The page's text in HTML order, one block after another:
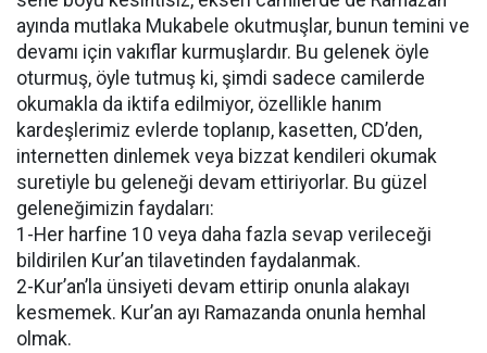
ayında mutlaka Mukabele okutmuşlar, bunun temini ve
devamı için vakıflar kurmuşlardır. Bu gelenek öyle
oturmuş, öyle tutmuş ki, şimdi sadece camilerde
okumakla da iktifa edilmiyor, özellikle hanım
kardeşlerimiz evlerde toplanıp, kasetten, CD’den,
internetten dinlemek veya bizzat kendileri okumak
suretiyle bu geleneği devam ettiriyorlar. Bu güzel
geleneğimizin faydaları:
1-Her harfine 10 veya daha fazla sevap verileceği
bildirilen Kur’an tilavetinden faydalanmak.
2-Kur’an’la ünsiyeti devam ettirip onunla alakayı
kesmemek. Kur’an ayı Ramazanda onunla hemhal
olmak.